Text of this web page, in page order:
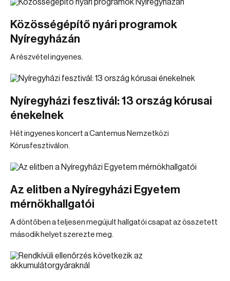
Közösségépítő nyári programok
Nyíregyházán
A részvétel ingyenes.
Nyíregyházi fesztivál: 13 ország kórusai
énekelnek
Hét ingyenes koncert a Cantemus Nemzetközi
Kórusfesztiválon.
Az elitben a Nyíregyházi Egyetem
mérnökhallgatói
A döntőben a teljesen megújult hallgatói csapat az összetett
második helyet szerezte meg.